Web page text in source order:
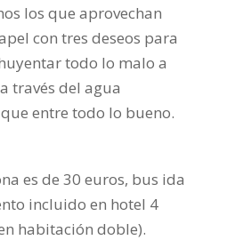
los que aprovechan
con tres deseos para
todo lo malo a
través del agua
entre todo lo bueno.
es de 30 euros, bus ida
incluido en hotel 4
habitación doble).